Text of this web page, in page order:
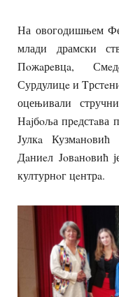
На овогодишњем
млади драмски
Пoжaрeвцa,
Сурдулицe и
оцењивали
Нajбoља прeдстaва
Jулкa
Дaниeл Joвaнoвић
културнoг цeнтрa.